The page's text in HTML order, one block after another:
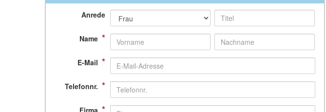
Anrede
Name *
E-Mail *
Telefonnr. *
Firma